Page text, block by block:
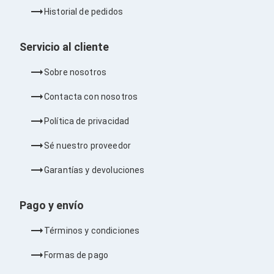
Ventiladores
Unidades de Disco
Desktop y Portátiles
Cargadores
Maletines
Filtros de privacidad
Bases para Laptops
Mochilas para Laptops
Soportes para Celulares y Tablets
Tablets
Webcams y Audio
Audífonos
Accesorios para PC's
Historial de pedidos
Servicio al cliente
Sobre nosotros
Contacta con nosotros
Política de privacidad
Sé nuestro proveedor
Garantías y devoluciones
Pago y envío
Términos y condiciones
Formas de pago